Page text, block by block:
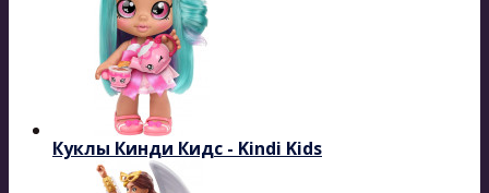
Куклы Кинди Кидс - Kindi Kids